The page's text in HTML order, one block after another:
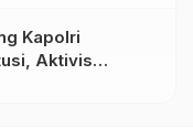
Kapolri
Aktivis
Sejarah